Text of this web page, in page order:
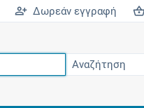
Δωρεάν εγγραφή